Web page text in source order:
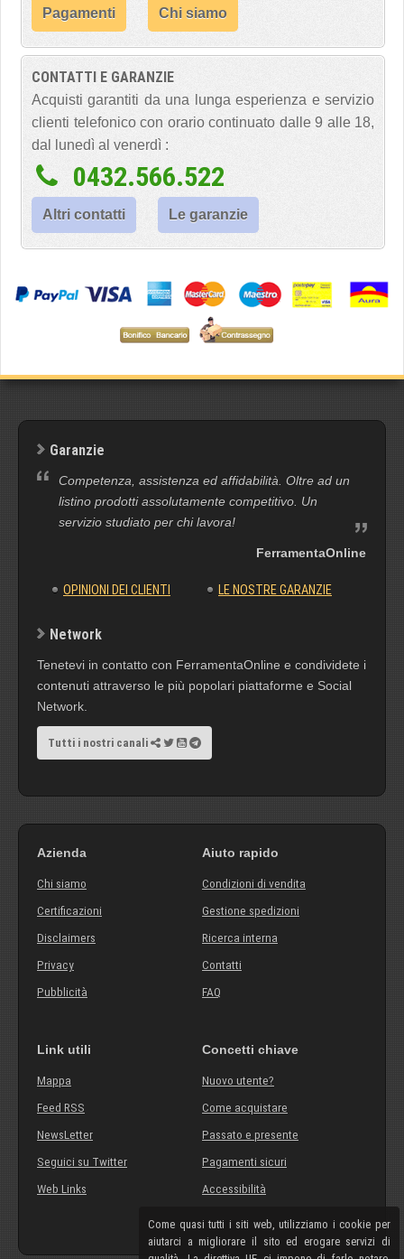
Come quasi tutti i siti web, utilizziamo i cookie per
aiutarci a migliorare il sito ed erogare servizi di
Pagamenti Chi siamo
CONTATTI E GARANZIE
Acquisti garantiti da una lunga esperienza e servizio
clienti telefonico con orario continuato dalle 9 alle 18,
dal lunedì al venerdì :
0432.566.522
Altri contatti Le garanzie
Garanzie
Competenza, assistenza ed affidabilità. Oltre ad un
listino prodotti assolutamente competitivo. Un
servizio studiato per chi lavora!
FerramentaOnline
OPINIONI DEI CLIENTI LE NOSTRE GARANZIE
Network
Tenetevi in contatto con FerramentaOnline e condividete i
contenuti attraverso le più popolari piattaforme e Social
Network.
Tutti i nostri canali
Azienda
Chi siamo
Certificazioni
Disclaimers
Privacy
Pubblicità
Aiuto rapido
Condizioni di vendita
Gestione spedizioni
Ricerca interna
Contatti
FAQ
Link utili
Mappa
Feed RSS
NewsLetter
Seguici su Twitter
Web Links
Concetti chiave
Nuovo utente?
Come acquistare
Passato e presente
Pagamenti sicuri
Accessibilità